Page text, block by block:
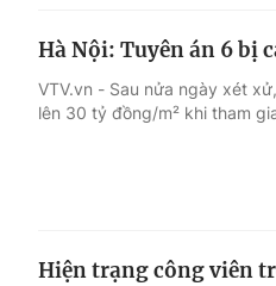
Hà Nội: Tuyên án 6 bị
VTV.vn - Sau nửa ngày xét
lên 30 tỷ đồng/m² khi tham
Hiện trạng công viên